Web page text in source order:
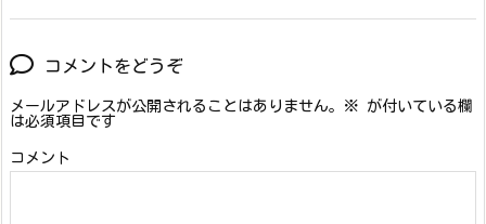
コメントをどうぞ
メールアドレスが公開されることはありません。 ※ が付いている欄
は必須項目です
コメント